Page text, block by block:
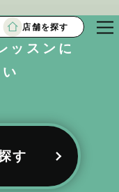
店舗を探す
ッスンに
す